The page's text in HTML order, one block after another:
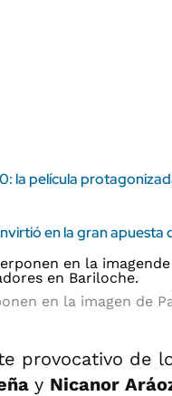
la película
en la gran
en la imagen de
provocativo de
y Nicanor